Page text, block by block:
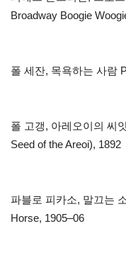
Broadway Boogie
폴 세잔, 목욕하는 사람
폴 고갱, 아레오이의 씨
Seed of the Areoi), 1892
파블로 피카소, 말끄는
Horse, 1905–06